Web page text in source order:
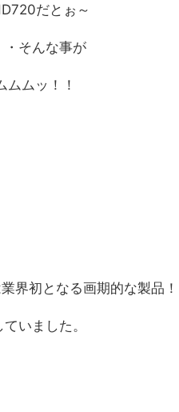
だとぉ～
・そんな事が
ムッ！！
界初となる画期的な製品！
いました。